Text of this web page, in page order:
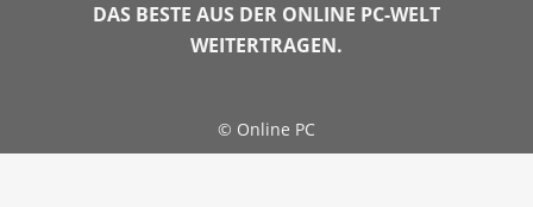
DAS BESTE AUS DER ONLINE PC-WELT
WEITERTRAGEN.
© Online PC